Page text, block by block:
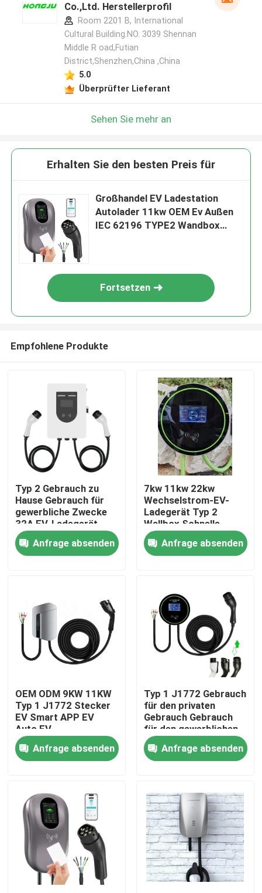
Nach Hause
Kontakte
Produkte
EV-Ladegerät-Lösungen
Ladestationen EV
wallbox ev Ladegeräte
ev ladekabel
EV-Ladegerät-Verlängerungskabel
Co.,Ltd. Herstellerprofil
Room 2201 B, International
Cultural Building.NO. 3039 Shennan
Middle R oad,Futian
District,Shenzhen,China ,China
5.0
Überprüfter Lieferant
Sehen Sie mehr an
Erhalten Sie den besten Preis für
Großhandel EV Ladestation
Autolader 11kw OEM Ev Außen
IEC 62196 TYPE2 Wandbox
Fortsetzen
Empfohlene Produkte
Typ 2 Gebrauch zu
Hause Gebrauch für
gewerbliche Zwecke
32A EV-Ladegerät
14KW Stufe 2
Ladestation EVSE
Anfrage absenden
7kw 11kw 22kw
Wechselstrom-EV-
Ladegerät Typ 2
Wallbox Schnelle
Ladestationen für
Elektrofahrzeuge
Anfrage absenden
OEM ODM 9KW 11KW
Typ 1 J1772 Stecker
EV Smart APP EV
Auto EV
Heimladestation EV-
Ladegerät
Anfrage absenden
Typ 1 J1772 Gebrauch
für den privaten
Gebrauch Gebrauch
für den gewerblichen
Gebrauch 32A EV-
Ladegerät 7KW Stufe
2 Ladegerät EVSE
Ladegerät
Anfrage absenden